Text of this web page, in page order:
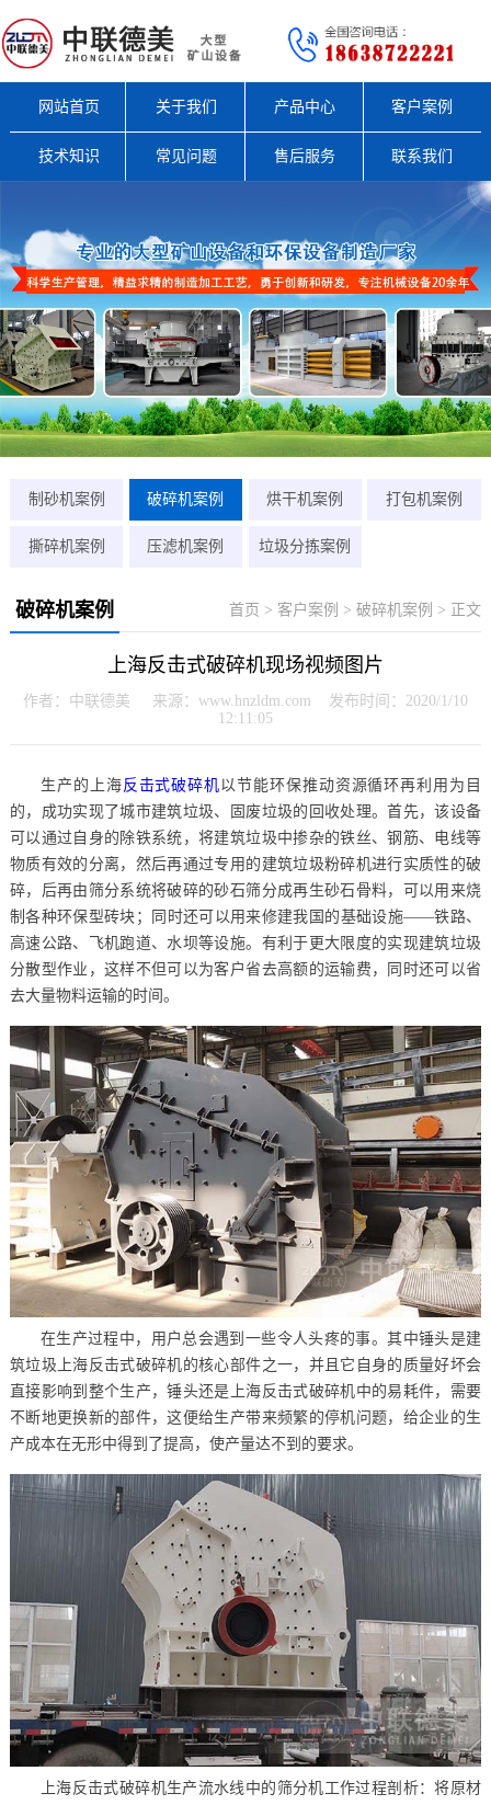
网站首页 关于我们 产品中心 客户案例
技术知识 常见问题 售后服务 联系我们
制砂机案例 破碎机案例 烘干机案例 打包机案例
撕碎机案例 压滤机案例 垃圾分拣案例
首页 > 客户案例 >破碎机案例 > 正文
破碎机案例
上海反击式破碎机现场视频图片
作者：中联德美 来源：www.hnzldm.com 发布时间：2020/1/10
12:11:05
生产的上海反击式破碎机 以节能环保推动资源循环再利用为目
的，成功实现了城市建筑垃圾、固废垃圾的回收处理。首先，该设备
可以通过自身的除铁系统，将建筑垃圾中掺杂的铁丝、钢筋、电线等
物质有效的分离，然后再通过专用的建筑垃圾粉碎机进行实质性的破
碎，后再由筛分系统将破碎的砂石筛分成再生砂石骨料，可以用来烧
制各种环保型砖块；同时还可以用来修建我国的基础设施——铁路、
高速公路、飞机跑道、水坝等设施。有利于更大限度的实现建筑垃圾
分散型作业，这样不但可以为客户省去高额的运输费，同时还可以省
去大量物料运输的时间。
在生产过程中，用户总会遇到一些令人头疼的事。其中锤头是建
筑垃圾上海反击式破碎机的核心部件之一，并且它自身的质量好坏会
直接影响到整个生产，锤头还是上海反击式破碎机中的易耗件，需要
不断地更换新的部件，这便给生产带来频繁的停机问题，给企业的生
产成本在无形中得到了提高，使产量达不到的要求。
上海反击式破碎机生产流水线中的筛分机工作过程剖析：将原材